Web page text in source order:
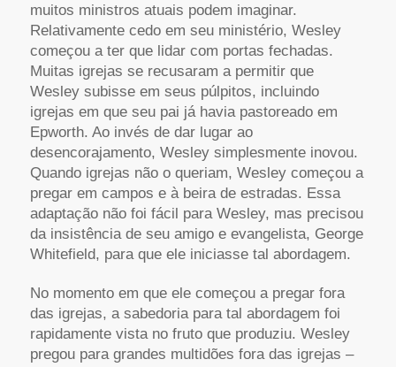
muitos ministros atuais podem imaginar.
Relativamente cedo em seu ministério, Wesley
começou a ter que lidar com portas fechadas.
Muitas igrejas se recusaram a permitir que
Wesley subisse em seus púlpitos, incluindo
igrejas em que seu pai já havia pastoreado em
Epworth. Ao invés de dar lugar ao
desencorajamento, Wesley simplesmente inovou.
Quando igrejas não o queriam, Wesley começou a
pregar em campos e à beira de estradas. Essa
adaptação não foi fácil para Wesley, mas precisou
da insistência de seu amigo e evangelista, George
Whitefield, para que ele iniciasse tal abordagem.
No momento em que ele começou a pregar fora
das igrejas, a sabedoria para tal abordagem foi
rapidamente vista no fruto que produziu. Wesley
pregou para grandes multidões fora das igrejas –